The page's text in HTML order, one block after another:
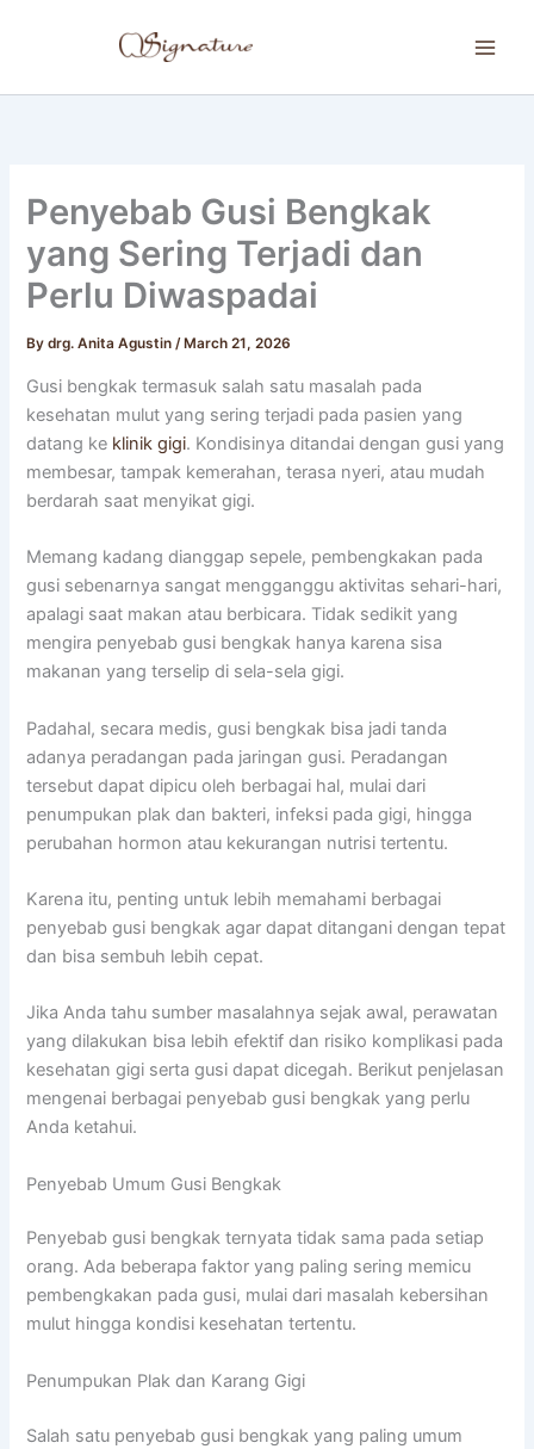
Penyebab Gusi Bengkak
yang Sering Terjadi dan
Perlu Diwaspadai
Bydrg. Anita Agustin/ March 21, 2026
Gusi bengkak termasuk salah satu masalah pada
kesehatan mulut yang sering terjadi pada pasien yang
datang ke klinik gigi. Kondisinya ditandai dengan gusi yang
membesar, tampak kemerahan, terasa nyeri, atau mudah
berdarah saat menyikat gigi.
Memang kadang dianggap sepele, pembengkakan pada
gusi sebenarnya sangat mengganggu aktivitas sehari-hari,
apalagi saat makan atau berbicara. Tidak sedikit yang
mengira penyebab gusi bengkak hanya karena sisa
makanan yang terselip di sela-sela gigi.
Padahal, secara medis, gusi bengkak bisa jadi tanda
adanya peradangan pada jaringan gusi. Peradangan
tersebut dapat dipicu oleh berbagai hal, mulai dari
penumpukan plak dan bakteri, infeksi pada gigi, hingga
perubahan hormon atau kekurangan nutrisi tertentu.
Karena itu, penting untuk lebih memahami berbagai
penyebab gusi bengkak agar dapat ditangani dengan tepat
dan bisa sembuh lebih cepat.
Jika Anda tahu sumber masalahnya sejak awal, perawatan
yang dilakukan bisa lebih efektif dan risiko komplikasi pada
kesehatan gigi serta gusi dapat dicegah. Berikut penjelasan
mengenai berbagai penyebab gusi bengkak yang perlu
Anda ketahui.
Penyebab Umum Gusi Bengkak
Penyebab gusi bengkak ternyata tidak sama pada setiap
orang. Ada beberapa faktor yang paling sering memicu
pembengkakan pada gusi, mulai dari masalah kebersihan
mulut hingga kondisi kesehatan tertentu.
Penumpukan Plak dan Karang Gigi
Salah satu penyebab gusi bengkak yang paling umum